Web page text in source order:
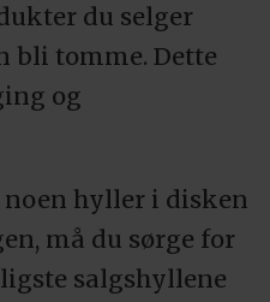
du selger
bli tomme. Dette
og
hyller i disken
må du sørge for
salgshyllene